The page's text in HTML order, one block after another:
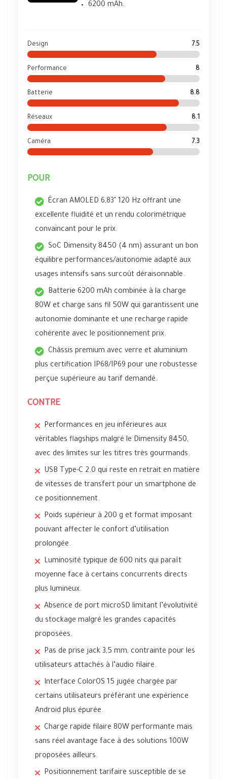
6200 mAh.
Design 7.5
Performance 8
Batterie 8.8
Réseaux 8.1
Caméra 7.3
POUR
Écran AMOLED 6,83" 120 Hz offrant une
excellente fluidité et un rendu colorimétrique
convaincant pour le prix.
SoC Dimensity 8450 (4 nm) assurant un bon
équilibre performances/autonomie adapté aux
usages intensifs sans surcoût déraisonnable.
Batterie 6200 mAh combinée à la charge
80W et charge sans fil 50W qui garantissent une
autonomie dominante et une recharge rapide
cohérente avec le positionnement prix.
Châssis premium avec verre et aluminium
plus certification IP68/IP69 pour une robustesse
perçue supérieure au tarif demandé.
CONTRE
Performances en jeu inférieures aux
véritables flagships malgré le Dimensity 8450,
avec des limites sur les titres très gourmands.
USB Type-C 2.0 qui reste en retrait en matière
de vitesses de transfert pour un smartphone de
ce positionnement.
Poids supérieur à 200 g et format imposant
pouvant affecter le confort d’utilisation
prolongée.
Luminosité typique de 600 nits qui paraît
moyenne face à certains concurrents directs
plus lumineux.
Absence de port microSD limitant l’évolutivité
du stockage malgré les grandes capacités
proposées.
Pas de prise jack 3,5 mm, contrainte pour les
utilisateurs attachés à l’audio filaire.
Interface ColorOS 15 jugée chargée par
certains utilisateurs préférant une expérience
Android plus épurée.
Charge rapide filaire 80W performante mais
sans réel avantage face à des solutions 100W
proposées ailleurs.
Positionnement tarifaire susceptible de se